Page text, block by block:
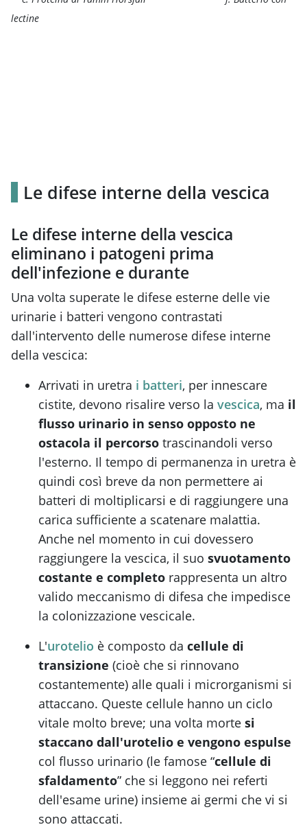
lectine
Le difese interne della vescica
Le difese interne della vescica
eliminano i patogeni prima
dell'infezione e durante
Una volta superate le difese esterne delle vie
urinarie i batteri vengono contrastati
dall'intervento delle numerose difese interne
della vescica:
Arrivati in uretra i batteri, per innescare
cistite, devono risalire verso la vescica, ma il
flusso urinario in senso opposto ne
ostacola il percorso trascinandoli verso
l'esterno. Il tempo di permanenza in uretra è
quindi così breve da non permettere ai
batteri di moltiplicarsi e di raggiungere una
carica sufficiente a scatenare malattia.
Anche nel momento in cui dovessero
raggiungere la vescica, il suo svuotamento
costante e completo rappresenta un altro
valido meccanismo di difesa che impedisce
la colonizzazione vescicale.
L'urotelio è composto da cellule di
transizione (cioè che si rinnovano
costantemente) alle quali i microrganismi si
attaccano. Queste cellule hanno un ciclo
vitale molto breve; una volta morte si
staccano dall'urotelio e vengono espulse
col flusso urinario (le famose “cellule di
sfaldamento” che si leggono nei referti
dell'esame urine) insieme ai germi che vi si
sono attaccati.